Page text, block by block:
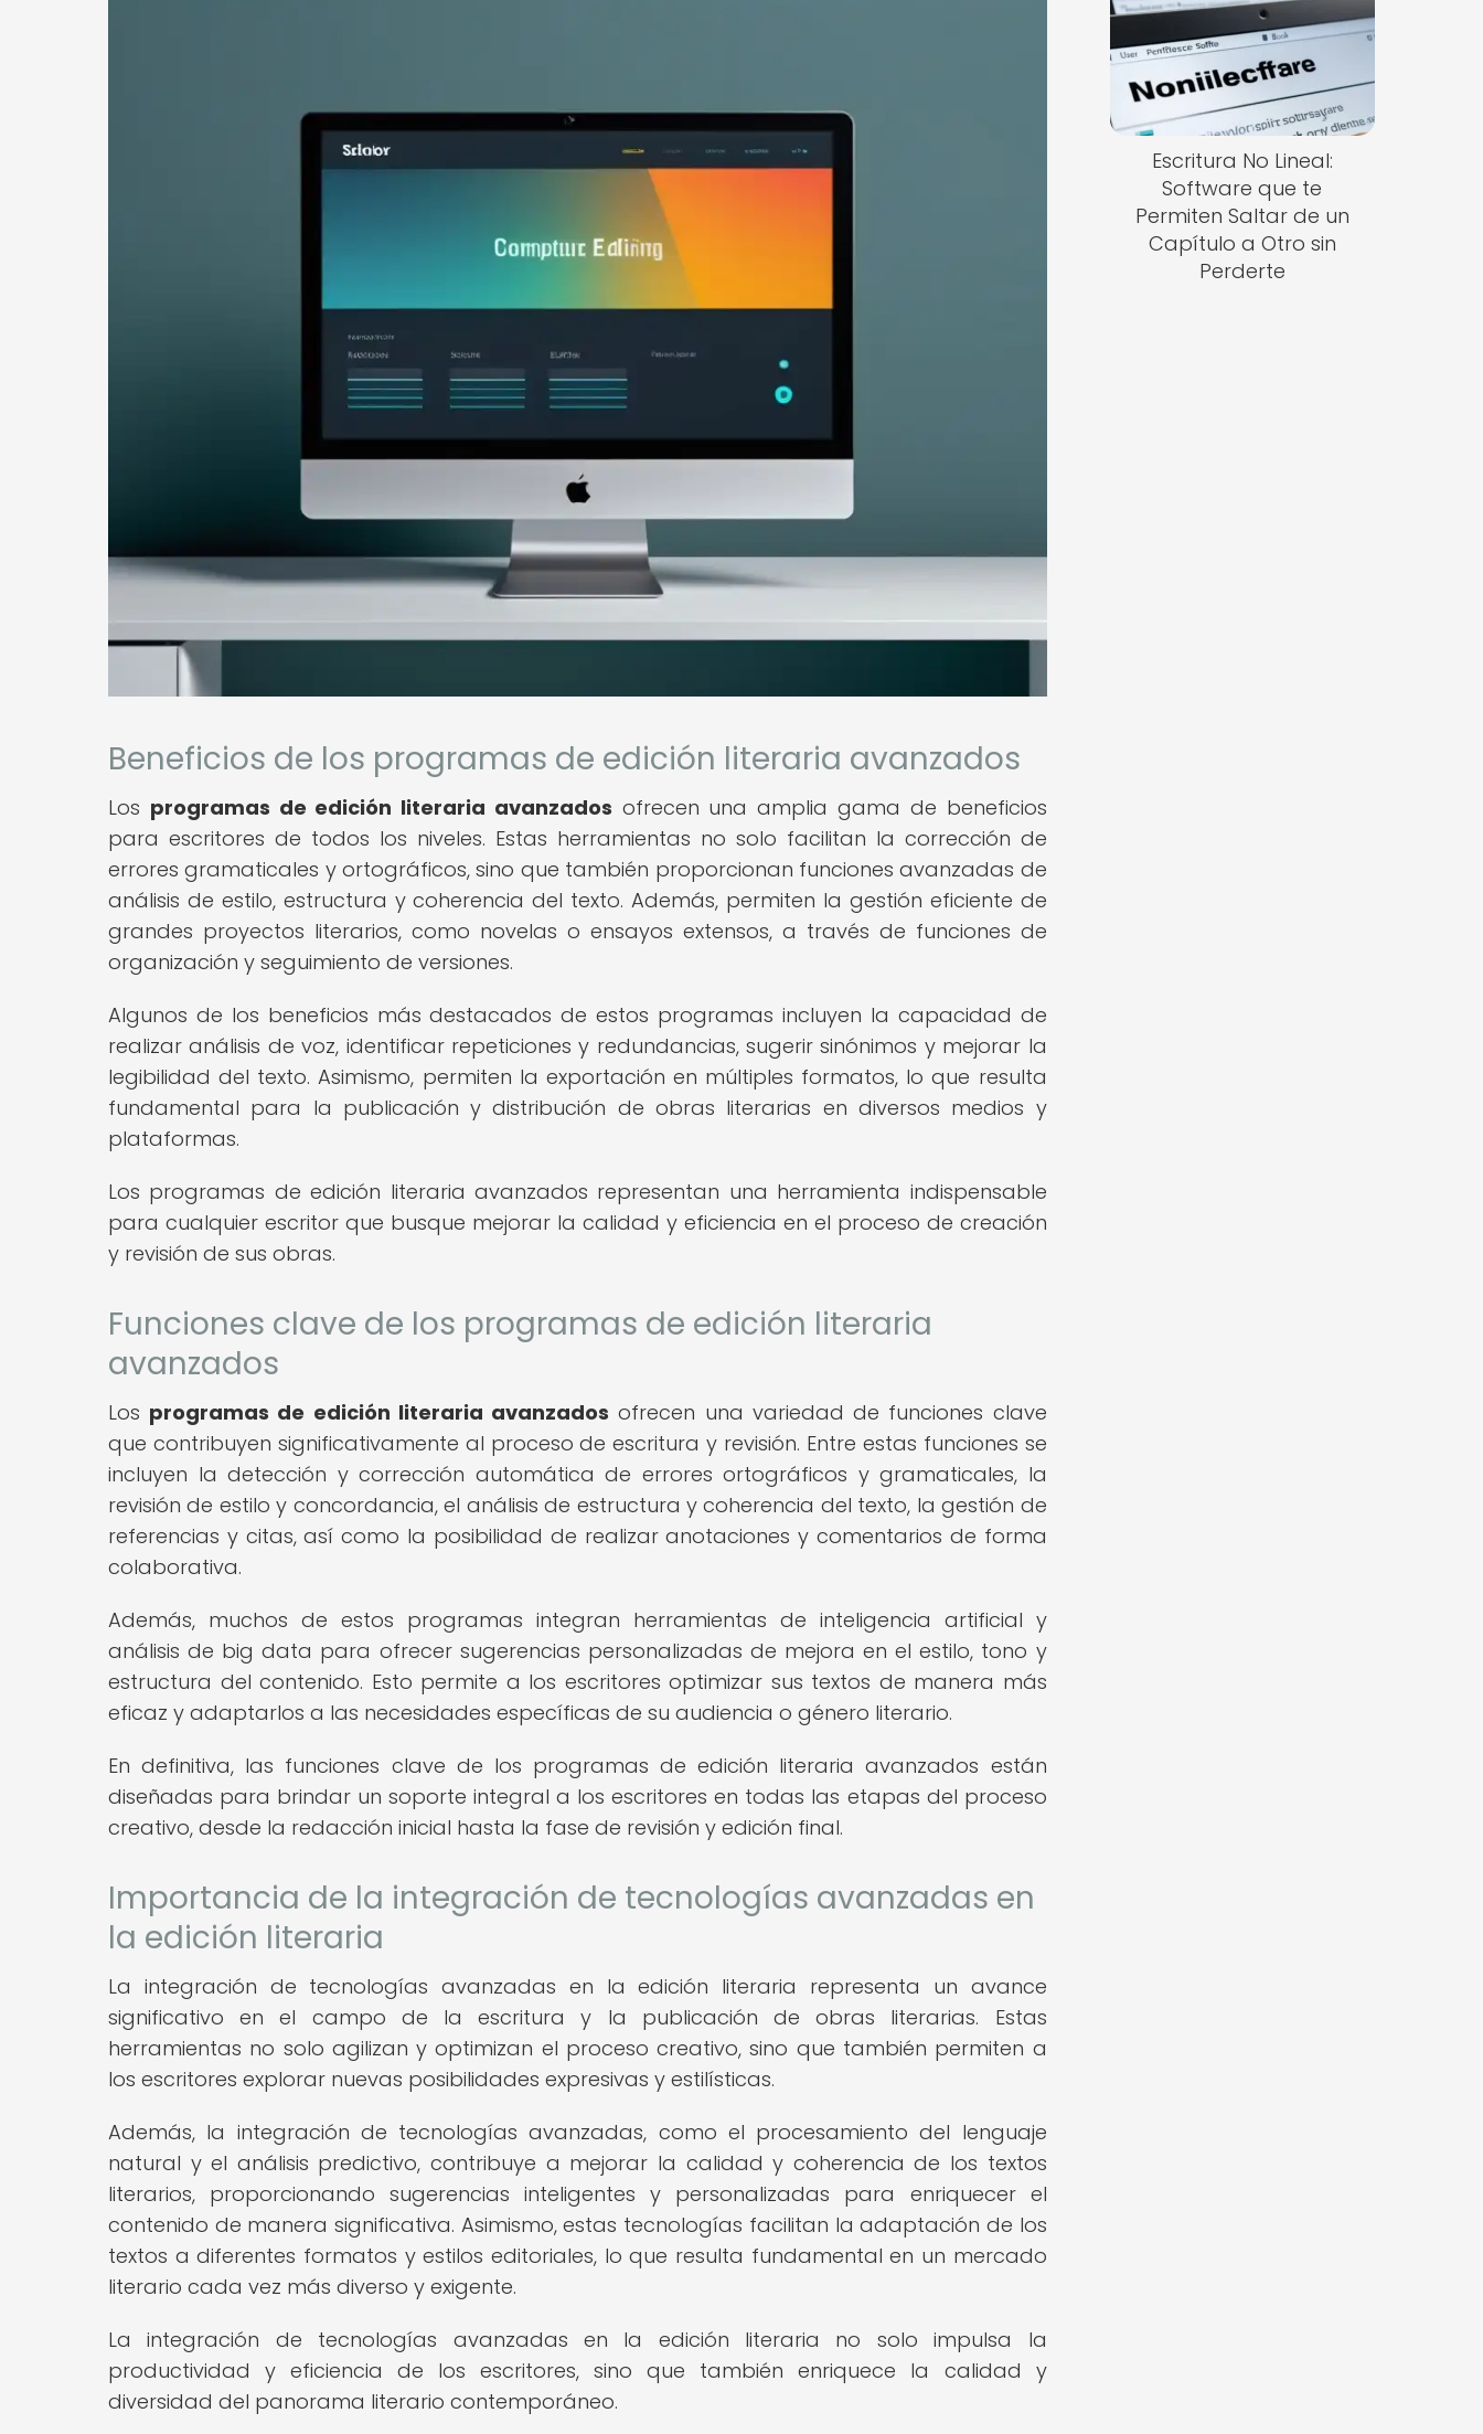
Beneficios de los programas de edición literaria avanzados
Los programas de edición literaria avanzados ofrecen una amplia gama de beneficios
para escritores de todos los niveles. Estas herramientas no solo facilitan la corrección de
errores gramaticales y ortográficos, sino que también proporcionan funciones avanzadas de
análisis de estilo, estructura y coherencia del texto. Además, permiten la gestión eficiente de
grandes proyectos literarios, como novelas o ensayos extensos, a través de funciones de
organización y seguimiento de versiones.
Algunos de los beneficios más destacados de estos programas incluyen la capacidad de
realizar análisis de voz, identificar repeticiones y redundancias, sugerir sinónimos y mejorar la
legibilidad del texto. Asimismo, permiten la exportación en múltiples formatos, lo que resulta
fundamental para la publicación y distribución de obras literarias en diversos medios y
plataformas.
Los programas de edición literaria avanzados representan una herramienta indispensable
para cualquier escritor que busque mejorar la calidad y eficiencia en el proceso de creación
y revisión de sus obras.
Funciones clave de los programas de edición literaria
avanzados
Los programas de edición literaria avanzados ofrecen una variedad de funciones clave
que contribuyen significativamente al proceso de escritura y revisión. Entre estas funciones se
incluyen la detección y corrección automática de errores ortográficos y gramaticales, la
revisión de estilo y concordancia, el análisis de estructura y coherencia del texto, la gestión de
referencias y citas, así como la posibilidad de realizar anotaciones y comentarios de forma
colaborativa.
Además, muchos de estos programas integran herramientas de inteligencia artificial y
análisis de big data para ofrecer sugerencias personalizadas de mejora en el estilo, tono y
estructura del contenido. Esto permite a los escritores optimizar sus textos de manera más
eficaz y adaptarlos a las necesidades específicas de su audiencia o género literario.
En definitiva, las funciones clave de los programas de edición literaria avanzados están
diseñadas para brindar un soporte integral a los escritores en todas las etapas del proceso
creativo, desde la redacción inicial hasta la fase de revisión y edición final.
Importancia de la integración de tecnologías avanzadas en
la edición literaria
La integración de tecnologías avanzadas en la edición literaria representa un avance
significativo en el campo de la escritura y la publicación de obras literarias. Estas
herramientas no solo agilizan y optimizan el proceso creativo, sino que también permiten a
los escritores explorar nuevas posibilidades expresivas y estilísticas.
Además, la integración de tecnologías avanzadas, como el procesamiento del lenguaje
natural y el análisis predictivo, contribuye a mejorar la calidad y coherencia de los textos
literarios, proporcionando sugerencias inteligentes y personalizadas para enriquecer el
contenido de manera significativa. Asimismo, estas tecnologías facilitan la adaptación de los
textos a diferentes formatos y estilos editoriales, lo que resulta fundamental en un mercado
literario cada vez más diverso y exigente.
La integración de tecnologías avanzadas en la edición literaria no solo impulsa la
productividad y eficiencia de los escritores, sino que también enriquece la calidad y
diversidad del panorama literario contemporáneo.
Escritura No Lineal:
Software que te
Permiten Saltar de un
Capítulo a Otro sin
Perderte